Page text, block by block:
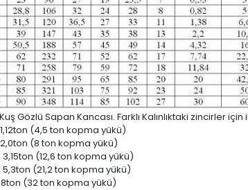
Gözlü Sapan Kancası. Farklı Kalınlıktaki zincirler için
(4,5 ton kopma yükü)
(8 ton kopma yükü)
(12,6 ton kopma yükü)
5,3ton (21,2 ton kopma yükü)
8ton (32 ton kopma yükü)